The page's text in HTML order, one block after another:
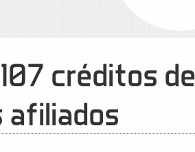
créditos de
afiliados